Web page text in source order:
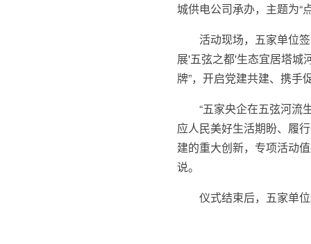
城供电公司承办，主题为“
活动现场，五家单位
展'五弦之都'生态宜居塔城
牌”，开启党建共建、携手
“五家央企在五弦河流
应人民美好生活期盼、履
建的重大创新，专项活动
说。
仪式结束后，五家单